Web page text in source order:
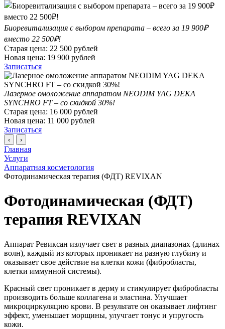
Биоревитализация с выбором препарата – всего за 19 900₽
вместо 22 500₽!
Старая цена: 22 500 рублей
Новая цена: 19 900 рублей
Записаться
Лазерное омоложение аппаратом NEODIM YAG DEKA
SYNCHRO FT – со скидкой 30%!
Старая цена: 16 000 рублей
Новая цена: 11 000 рублей
Записаться
‹ ›
Главная
Услуги
Аппаратная косметология
Фотодинамическая терапия (ФДТ) REVIXAN
Фотодинамическая (ФДТ)
терапия REVIXAN
Аппарат Ревиксан излучает свет в разных диапазонах (длинах
волн), каждый из которых проникает на разную глубину и
оказывает свое действие на клетки кожи (фибробласты,
клетки иммунной системы).
Красный свет проникает в дерму и стимулирует фибробласты
производить больше коллагена и эластина. Улучшает
микроциркуляцию крови. В результате он оказывает лифтинг
эффект, уменьшает морщины, улучгает тонус и упругость
кожи.